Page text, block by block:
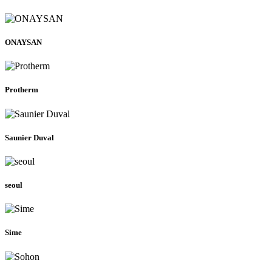
ONAYSAN
Protherm
Saunier Duval
seoul
Sime